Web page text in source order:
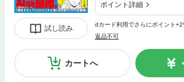
試し読み
ポイント詳細
dカード利用でさらにポイント
返品不可
カートへ